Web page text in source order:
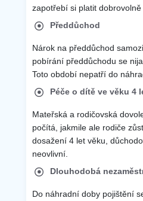
zapotřebí si platit
Předdůchod
Nárok na předdůchod
pobírání předdůchodu se
Toto období nepatří do
Péče o dítě ve věku 4
Mateřská a rodičovská
počítá, jakmile ale rodiče
dosažení 4 let věku,
neovlivní.
Dlouhodobá
Do náhradní doby pojištění